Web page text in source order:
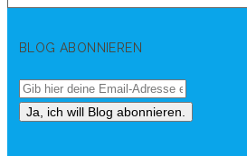
BLOG ABONNIEREN